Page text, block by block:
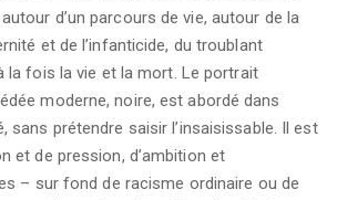
d’un parcours de vie, autour de la
et de l’infanticide, du troublant
la fois la vie et la mort. Le portrait
moderne, noire, est abordé dans
sans prétendre saisir l’insaisissable. Il est
et de pression, d’ambition et
– sur fond de racisme ordinaire ou de